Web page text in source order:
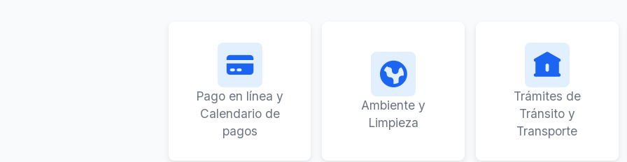
Pago en línea y
Calendario de
pagos
Ambiente y
Limpieza
Trámites de
Tránsito y
Transporte